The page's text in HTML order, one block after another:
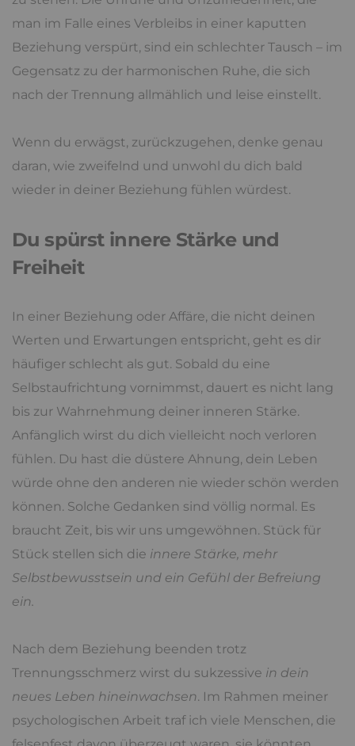
man im Falle eines Verbleibs in einer kaputten
Beziehung verspürt, sind ein schlechter Tausch – im
Gegensatz zu der harmonischen Ruhe, die sich
nach der Trennung allmählich und leise einstellt.
Wenn du erwägst, zurückzugehen, denke genau
daran, wie zweifelnd und unwohl du dich bald
wieder in deiner Beziehung fühlen würdest.
Du spürst innere Stärke und
Freiheit
In einer Beziehung oder Affäre, die nicht deinen
Werten und Erwartungen entspricht, geht es dir
häufiger schlecht als gut. Sobald du eine
Selbstaufrichtung vornimmst, dauert es nicht lang
bis zur Wahrnehmung deiner inneren Stärke.
Anfänglich wirst du dich vielleicht noch verloren
fühlen. Du hast die düstere Ahnung, dein Leben
würde ohne den anderen nie wieder schön werden
können. Solche Gedanken sind völlig normal. Es
braucht Zeit, bis wir uns umgewöhnen. Stück für
Stück stellen sich die innere Stärke, mehr
Selbstbewusstsein und ein Gefühl der Befreiung
ein.
Nach dem Beziehung beenden trotz
Trennungsschmerz wirst du sukzessive in dein
neues Leben hineinwachsen. Im Rahmen meiner
psychologischen Arbeit traf ich viele Menschen, die